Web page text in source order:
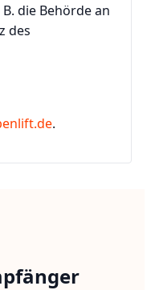
die Behörde an
des
.